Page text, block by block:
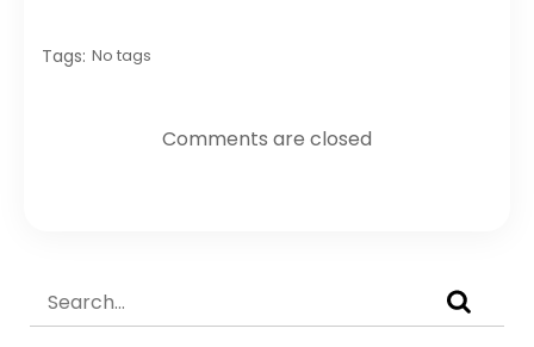
Tags: No tags
Comments are closed